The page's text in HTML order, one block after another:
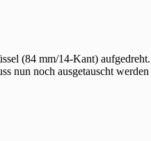
(84 mm/14-Kant)
nun noch ausgetauscht